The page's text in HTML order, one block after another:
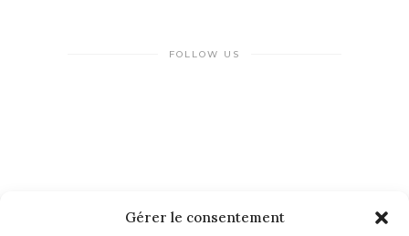
Gérer le consentement
FOLLOW US